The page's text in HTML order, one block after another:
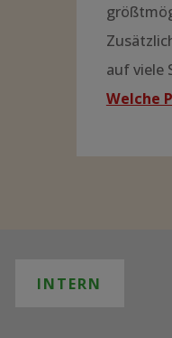
auf viele
Welche
INTERN